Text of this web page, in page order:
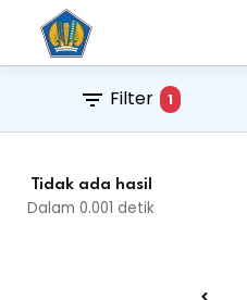
Filter 1
Tidak ada hasil
Dalam 0.001 detik